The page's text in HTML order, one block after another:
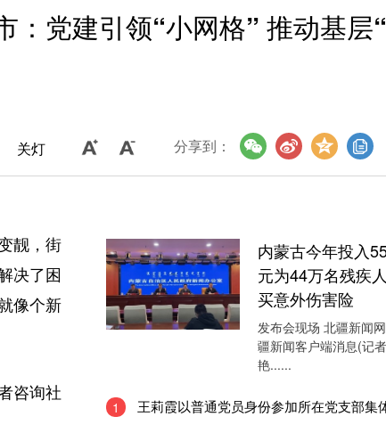
：党建引领“小网格” 推动基层
关灯 分享到：
靓，街
决了困
像个新
咨询社
内蒙古今年投入
元为44万名残疾
买意外伤害险
发布会现场 北疆新闻
疆新闻客户端消息(记
艳......
1 王莉霞以普通党员身份参加所在党支部集